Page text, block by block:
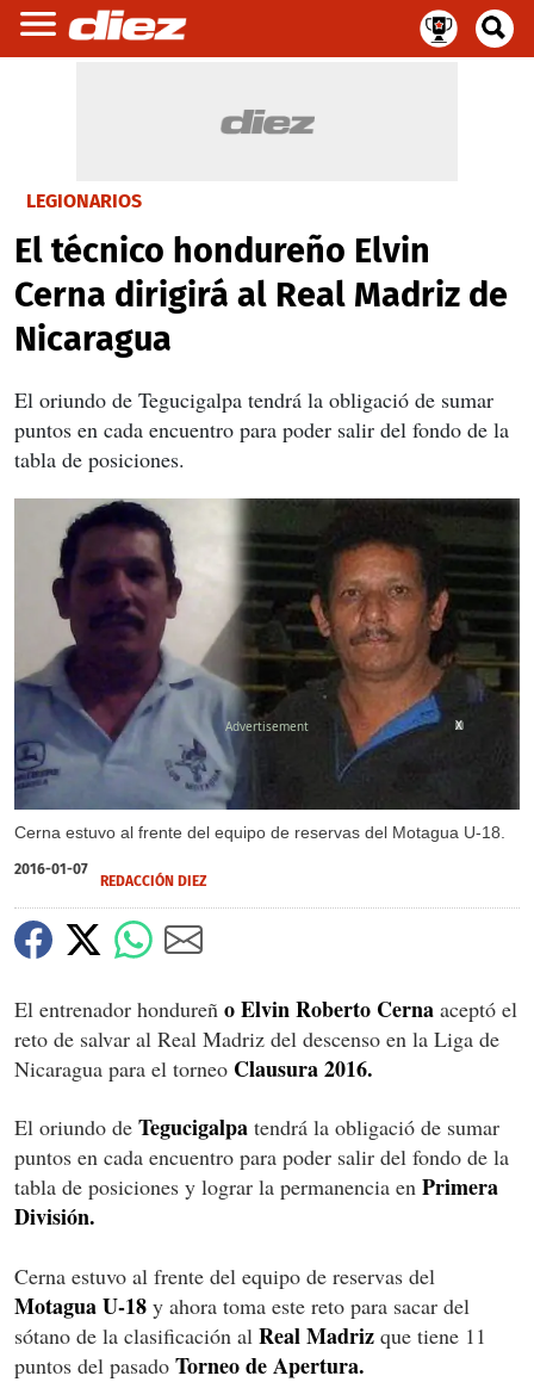
LEGIONARIOS
El técnico hondureño Elvin
Cerna dirigirá al Real Madriz de
Nicaragua
El oriundo de Tegucigalpa tendrá la obligació de sumar
puntos en cada encuentro para poder salir del fondo de la
tabla de posiciones.
Cerna estuvo al frente del equipo de reservas del Motagua U-18.
X
2016-01-07
REDACCIÓN DIEZ
El entrenador hondureñ o Elvin Roberto Cerna aceptó el
reto de salvar al Real Madriz del descenso en la Liga de
Nicaragua para el torneo Clausura 2016.
El oriundo de Tegucigalpa tendrá la obligació de sumar
puntos en cada encuentro para poder salir del fondo de la
tabla de posiciones y lograr la permanencia en Primera
División.
Cerna estuvo al frente del equipo de reservas del
Motagua U-18 y ahora toma este reto para sacar del
sótano de la clasificación al Real Madriz que tiene 11
puntos del pasado Torneo de Apertura.